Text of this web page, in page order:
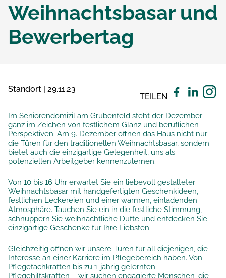
Weihnachtsbasar und
Bewerbertag
Standort | 29.11.23
TEILEN
Im Seniorendomizil am Grubenfeld steht der Dezember
ganz im Zeichen von festlichem Glanz und beruflichen
Perspektiven. Am 9. Dezember öffnen das Haus nicht nur
die Türen für den traditionellen Weihnachtsbasar, sondern
bietet auch die einzigartige Gelegenheit, uns als
potenziellen Arbeitgeber kennenzulernen.
Von 10 bis 16 Uhr erwartet Sie ein liebevoll gestalteter
Weihnachtsbasar mit handgefertigten Geschenkideen,
festlichen Leckereien und einer warmen, einladenden
Atmosphäre. Tauchen Sie ein in die festliche Stimmung,
schnuppern Sie weihnachtliche Düfte und entdecken Sie
einzigartige Geschenke für Ihre Liebsten.
Gleichzeitig öffnen wir unsere Türen für all diejenigen, die
Interesse an einer Karriere im Pflegebereich haben. Von
Pflegefachkräften bis zu 1-jährig gelernten
Pflegehilfskräften – wir suchen engagierte Menschen, die